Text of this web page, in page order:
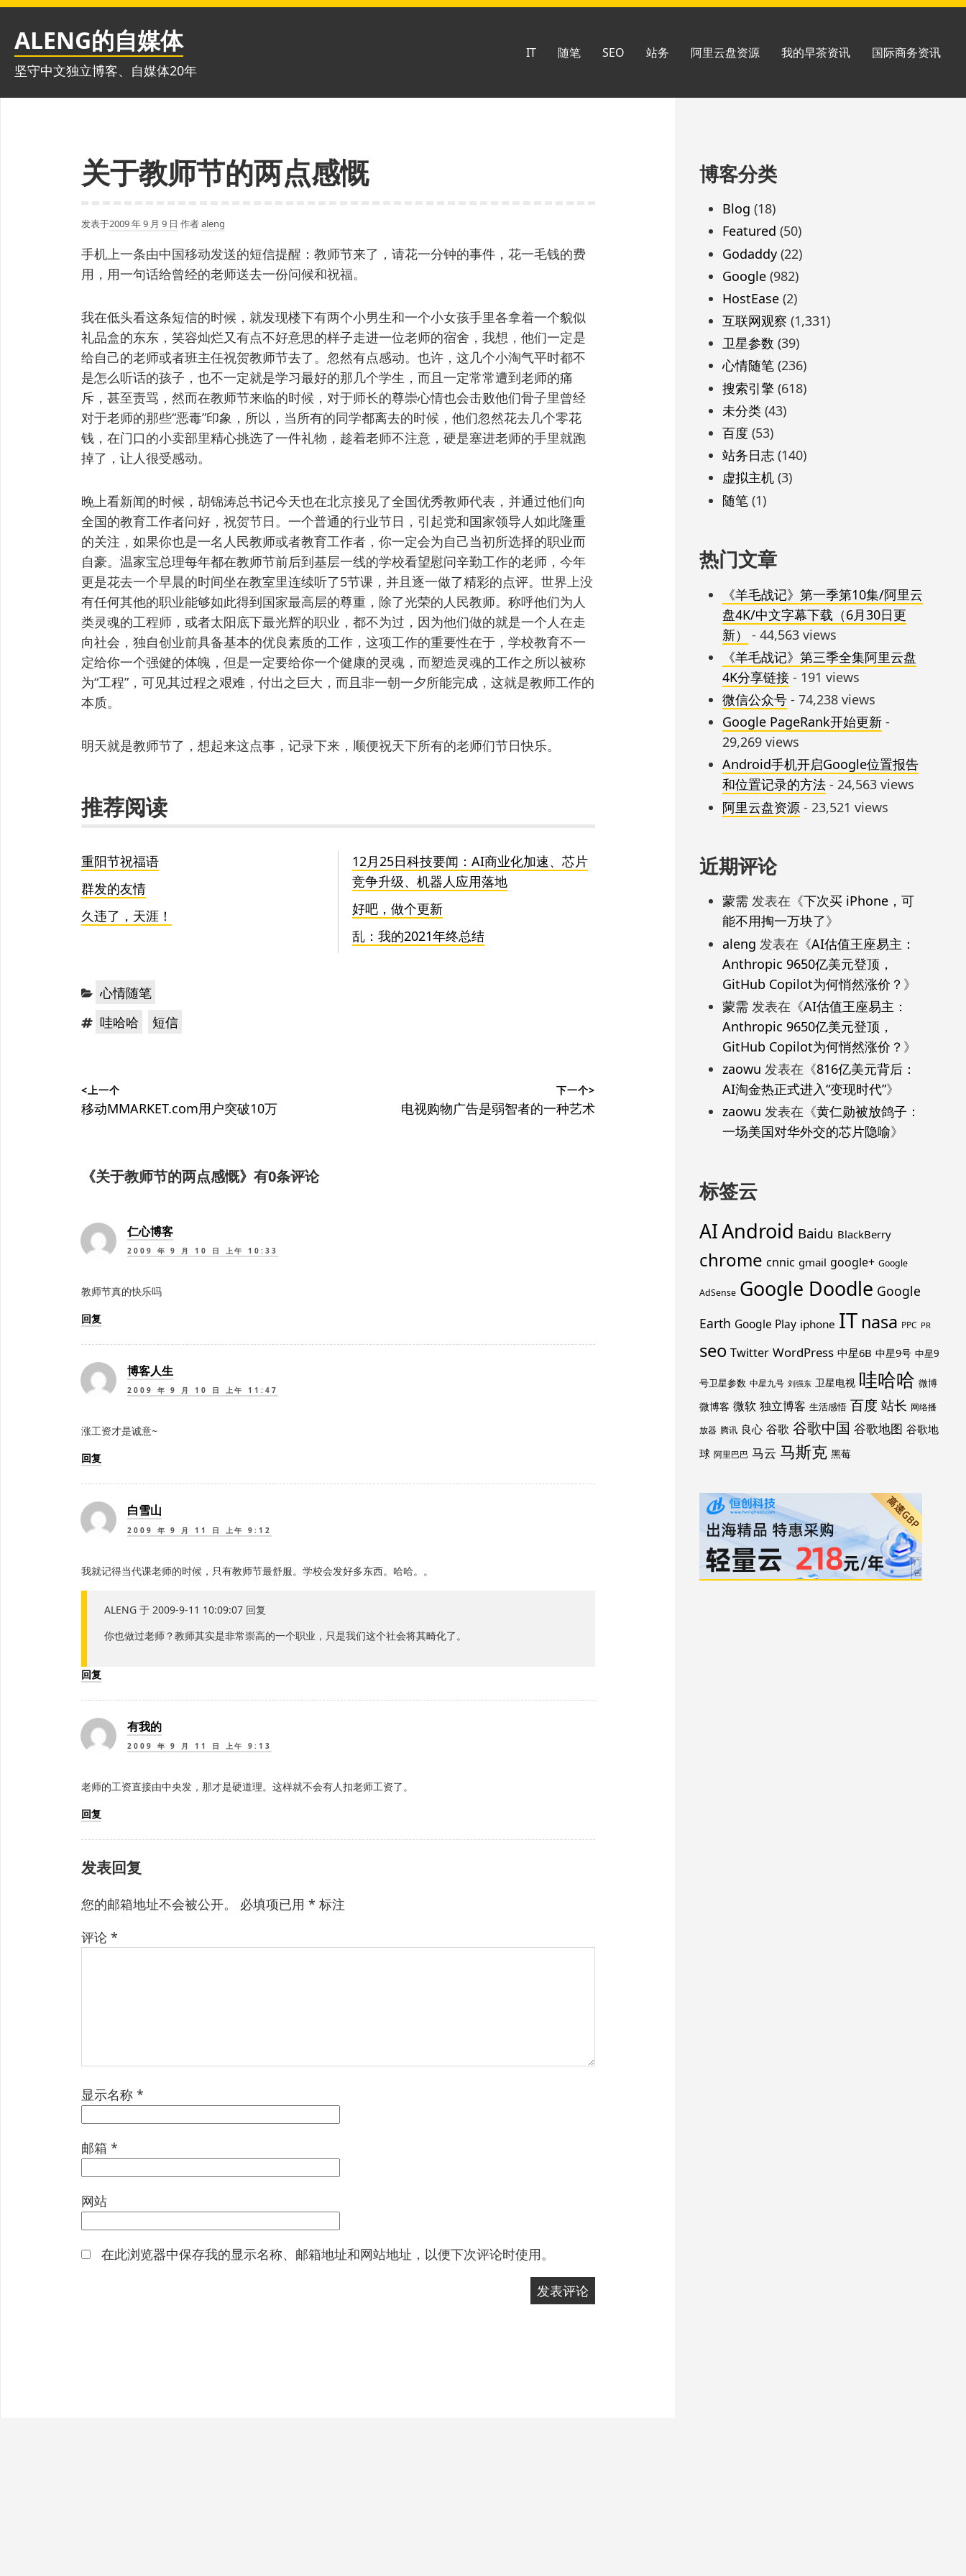
跳
ALENG的自媒体
坚守中文独立博客、自媒体20年
IT 随笔 SEO 站务 阿里云盘资源 我的早茶资讯 国际商务资讯
关于教师节的两点感慨
发表于2009 年 9 月 9 日 作者aleng
手机上一条由中国移动发送的短信提醒：教师节来了，请花一分钟的事件，花一毛钱的费
用，用一句话给曾经的老师送去一份问候和祝福。
我在低头看这条短信的时候，就发现楼下有两个小男生和一个小女孩手里各拿着一个貌似
礼品盒的东东，笑容灿烂又有点不好意思的样子走进一位老师的宿舍，我想，他们一定是
给自己的老师或者班主任祝贺教师节去了。忽然有点感动。也许，这几个小淘气平时都不
是怎么听话的孩子，也不一定就是学习最好的那几个学生，而且一定常常遭到老师的痛
斥，甚至责骂，然而在教师节来临的时候，对于师长的尊崇心情也会击败他们骨子里曾经
对于老师的那些“恶毒”印象，所以，当所有的同学都离去的时候，他们忽然花去几个零花
钱，在门口的小卖部里精心挑选了一件礼物，趁着老师不注意，硬是塞进老师的手里就跑
掉了，让人很受感动。
晚上看新闻的时候，胡锦涛总书记今天也在北京接见了全国优秀教师代表，并通过他们向
全国的教育工作者问好，祝贺节日。一个普通的行业节日，引起党和国家领导人如此隆重
的关注，如果你也是一名人民教师或者教育工作者，你一定会为自己当初所选择的职业而
自豪。温家宝总理每年都在教师节前后到基层一线的学校看望慰问辛勤工作的老师，今年
更是花去一个早晨的时间坐在教室里连续听了5节课，并且逐一做了精彩的点评。世界上没
有任何其他的职业能够如此得到国家最高层的尊重，除了光荣的人民教师。称呼他们为人
类灵魂的工程师，或者太阳底下最光辉的职业，都不为过，因为他们做的就是一个人在走
向社会，独自创业前具备基本的优良素质的工作，这项工作的重要性在于，学校教育不一
定给你一个强健的体魄，但是一定要给你一个健康的灵魂，而塑造灵魂的工作之所以被称
为“工程”，可见其过程之艰难，付出之巨大，而且非一朝一夕所能完成，这就是教师工作的
本质。
明天就是教师节了，想起来这点事，记录下来，顺便祝天下所有的老师们节日快乐。
推荐阅读
重阳节祝福语
群发的友情
久违了，天涯！
12月25日科技要闻：AI商业化加速、芯片
竞争升级、机器人应用落地
好吧，做个更新
乱：我的2021年终总结
分 心情随笔
标 哇哈哈 ，
短信
章
航
<上一个
上
章：
移动MMARKET.com用户突破10万
下一个>
下
电视购物广告是弱智者的一种艺术
《关于教师节的两点感慨》有0条评论
仁心博客
2009 年 9 月 10 日 上午 10:33
教师节真的快乐吗
回复
博客人生
2009 年 9 月 10 日 上午 11:47
涨工资才是诚意~
回复
白雪山
2009 年 9 月 11 日 上午 9:12
我就记得当代课老师的时候，只有教师节最舒服。学校会发好多东西。哈哈。。
ALENG 于 2009-9-11 10:09:07 回复
你也做过老师？教师其实是非常崇高的一个职业，只是我们这个社会将其畸化了。
回复
有我的
2009 年 9 月 11 日 上午 9:13
老师的工资直接由中央发，那才是硬道理。这样就不会有人扣老师工资了。
回复
发表回复
您的邮箱地址不会被公开。 必填项已用 * 标注
评论 *
显示名称 *
邮箱 *
网站
在此浏览器中保存我的显示名称、邮箱地址和网站地址，以便下次评论时使用。
至
脚
博客分类
Blog (18)
Featured (50)
Godaddy(22)
Google(982)
HostEase(2)
互联网观察 (1,331)
卫星参数 (39)
心情随笔(236)
搜索引擎 (618)
未分类(43)
百度 (53)
站务日志(140)
虚拟主机(3)
随笔(1)
热门文章
《羊毛战记》第一季第10集/阿里云
盘4K/中文字幕下载（6月30日更
新）
- 44,563 views
《羊毛战记》第三季全集阿里云盘
4K分享链接- 191 views
微信公众号- 74,238 views
Google PageRank开始更新-
29,269 views
Android手机开启Google位置报告
和位置记录的方法- 24,563 views
阿里云盘资源- 23,521 views
近期评论
蒙需发表在《下次买 iPhone，可
能不用掏一万块了》
aleng 发表在《AI估值王座易主：
Anthropic 9650亿美元登顶，
GitHub Copilot为何悄然涨价？ 》
蒙需发表在《AI估值王座易主：
Anthropic 9650亿美元登顶，
GitHub Copilot为何悄然涨价？ 》
zaowu 发表在《816亿美元背后：
AI淘金热正式进入“变现时代”》
zaowu 发表在《黄仁勋被放鸽子：
一场美国对华外交的芯片隐喻》
标签云
AIAndroid Baidu BlackBerry
chrome cnnic gmail google+ Google
AdSense Google Doodle Google
Earth Google Play iphone IT nasa PPC PR
seo Twitter WordPress 中星6B 中星9号 中星9
号卫星参数 中星九号 刘强东 卫星电视 哇哈哈 微博
微博客 微软 独立博客 生活感悟 百度 站长 网络播
放器 腾讯 良心 谷歌 谷歌中国 谷歌地图 谷歌地
球 阿里巴巴 马云 马斯克 黑莓